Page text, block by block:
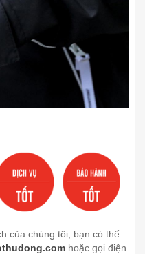
của chúng tôi, bạn có thể
hoặc gọi điện